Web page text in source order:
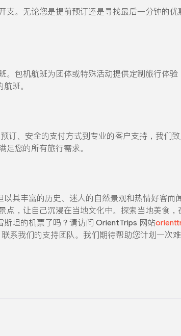
。无论您是提前预订还是寻找最后一分钟的优
包机航班为团体或特殊活动提供定制旅行体验
班。
订、安全的支付方式到专业的客户支持，我们
您的所有旅行需求。
其丰富的历史、迷人的自然景观和热情好客而
，让自己沉浸在当地文化中。探索当地美食，
坦的机票了吗？请访问 OrientTrips 网站
系我们的支持团队。我们期待帮助您计划一次